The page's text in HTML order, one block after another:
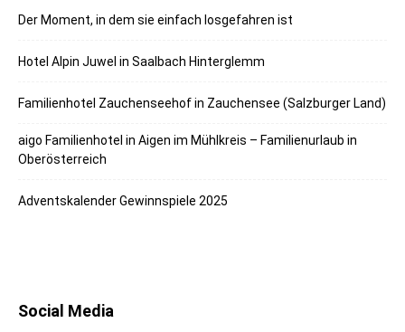
Der Moment, in dem sie einfach losgefahren ist
Hotel Alpin Juwel in Saalbach Hinterglemm
Familienhotel Zauchenseehof in Zauchensee (Salzburger Land)
aigo Familienhotel in Aigen im Mühlkreis – Familienurlaub in
Oberösterreich
Adventskalender Gewinnspiele 2025
Social Media